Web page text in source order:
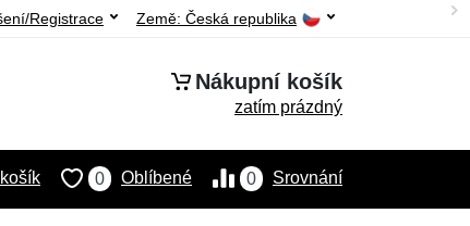
Země: Česká republika
Registrace
Nákupní košík
zatím prázdný
0 Srovnání
0 Oblíbené